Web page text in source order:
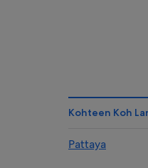
Kohteen Koh
Pattaya